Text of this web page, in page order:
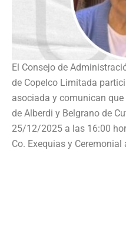
El Consejo de
de Copelco Limitada
asociada y comunican que
de Alberdi y Belgrano de
25/12/2025 a las 16:00
Co. Exequias y